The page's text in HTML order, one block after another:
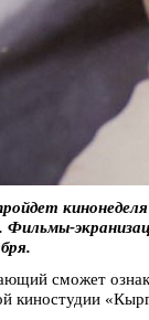
сможет
киностудии